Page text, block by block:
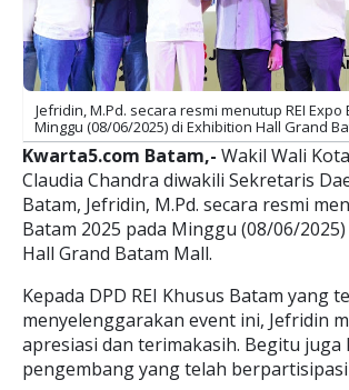
Jefridin, M.Pd. secara resmi menutup REI Expo
Minggu (08/06/2025) di Exhibition Hall Grand
Kwarta5.com Batam,- Wakil Wali
Claudia Chandra diwakili Sekretaris
Batam, Jefridin, M.Pd. secara resmi
Batam 2025 pada Minggu (08/06/
Hall Grand Batam Mall.
Kepada DPD REI Khusus Batam yang
menyelenggarakan event ini, Jefridin
apresiasi dan terimakasih. Begitu juga
pengembang yang telah